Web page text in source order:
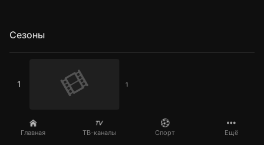
Главная ТВ-каналы Спорт Ещё
Сезоны
1 1